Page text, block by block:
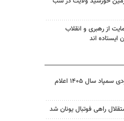
از رهبری و انقلاب
ایستاده اند
نتیجه آزمون ورودی سمپاد سال ۱۴۰۵ اعلام
راهی فوتبال یونان شد